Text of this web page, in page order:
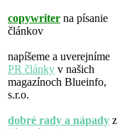
copywriter na písanie
článkov
napíšeme a uverejníme
PR články v našich
magazínoch Blueinfo,
s.r.o.
dobré rady a nápady z